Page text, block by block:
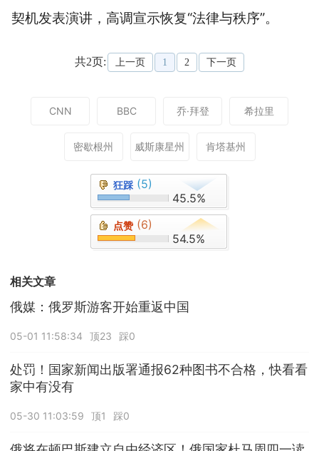
契机发表演讲，高调宣示恢复“法律与秩序”。
共2页: 上一页 1 2 下一页
CNN BBC 乔·拜登 希拉里
密歇根州 威斯康星州 肯塔基州
狂踩 (5)
45.5%
点赞 (6)
54.5%
相关文章
俄媒：俄罗斯游客开始重返中国
05-01 11:58:34 顶23 踩0
处罚！国家新闻出版署通报62种图书不合格，快看看
家中有没有
05-30 11:03:59 顶1 踩0